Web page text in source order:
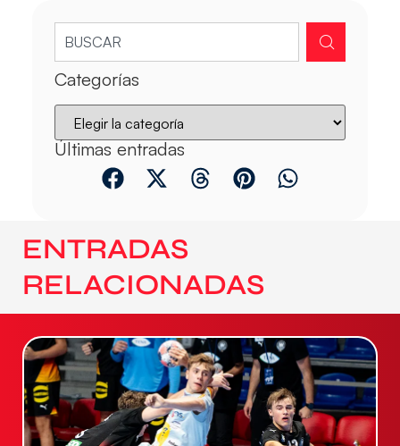
Categorías
Últimas entradas
ENTRADAS
RELACIONADAS